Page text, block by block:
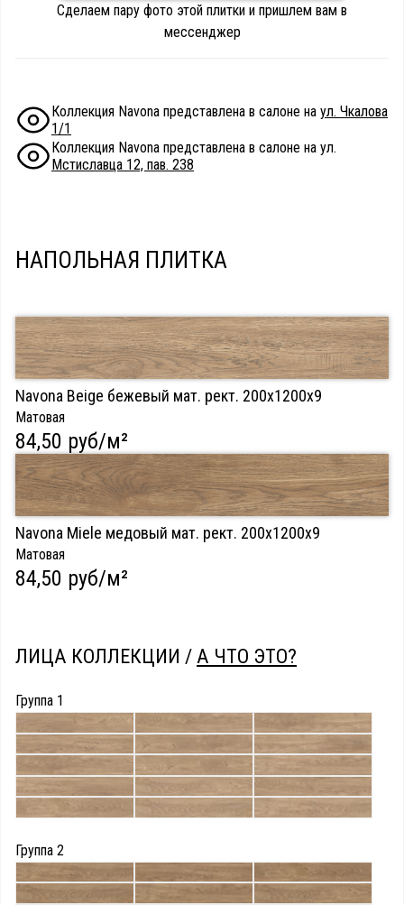
Сделаем пару фото этой плитки и пришлем вам в
мессенджер
Коллекция Navona представлена в салоне на ул. Чкалова
1/1
Коллекция Navona представлена в салоне на ул.
Мстиславца 12, пав. 238
НАПОЛЬНАЯ ПЛИТКА
Navona Beige бежевый мат. рект. 200х1200х9
Матовая
84,50 руб/м²
Navona Miele медовый мат. рект. 200х1200х9
Матовая
84,50 руб/м²
ЛИЦА КОЛЛЕКЦИИ / А ЧТО ЭТО?
Группа 1
Группа 2